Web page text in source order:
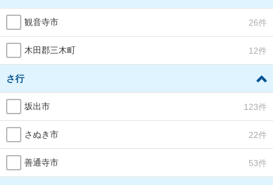
観音寺市 26件
木田郡三木町 12件
さ行
坂出市 123件
さぬき市 22件
善通寺市 53件